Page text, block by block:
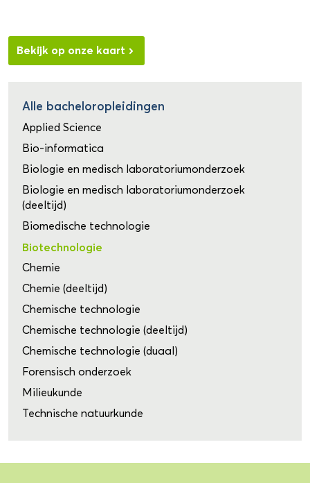
Bekijk op onze kaart
Alle bacheloropleidingen
Applied Science
Bio-informatica
Biologie en medisch laboratoriumonderzoek
Biologie en medisch laboratoriumonderzoek
(deeltijd)
Biomedische technologie
Biotechnologie
Chemie
Chemie (deeltijd)
Chemische technologie
Chemische technologie (deeltijd)
Chemische technologie (duaal)
Forensisch onderzoek
Milieukunde
Technische natuurkunde